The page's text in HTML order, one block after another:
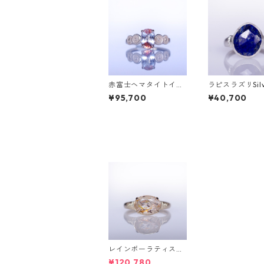
赤富士ヘマタイトイン
クォーツK10リング D
AHMA(ダーマ)[D052]
¥95,700
ラピスラズリ
ング PAO(パオ
2]
¥40,700
レインボーラティスサ
ンストーン＆ダイヤK1